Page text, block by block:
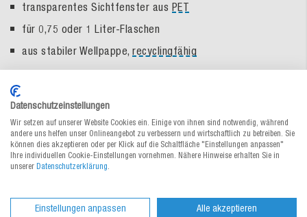
transparentes Sichtfenster aus PET
für 0,75 oder 1 Liter-Flaschen
aus stabiler Wellpappe, recyclingfähig
Zur Bestelltabelle ↑
Materialeigenschaften
Dokumente
Datenschutzeinstellungen
Wir setzen auf unserer Website Cookies ein. Einige von ihnen sind notwendig, während
andere uns helfen unser Onlineangebot zu verbessern und wirtschaftlich zu betreiben. Sie
können dies akzeptieren oder per Klick auf die Schaltfläche "Einstellungen anpassen"
Ihre individuellen Cookie-Einstellungen vornehmen. Nähere Hinweise erhalten Sie in
unserer Datenschutzerklärung.
Einstellungen anpassen Alle akzeptieren